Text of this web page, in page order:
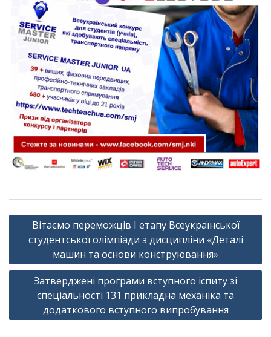
Навігація
записів
Вітаємо переможців І етапу Всеукраїнської
студентської олімпіади з дисципліни «Деталі
машин та основи конструювання»
Затверджені програми вступного іспиту зі
спеціальності 131 прикладна механіка та
додаткового вступного випробування